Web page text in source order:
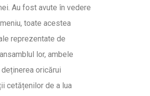
Au fost avute în vedere
toate acestea
reprezentate de
lor, ambele
oricărui
cetățenilor de a lua